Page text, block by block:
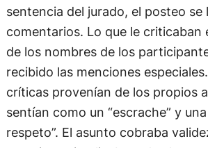
sentencia del jurado, el posteo se
comentarios. Lo que le criticaban
de los nombres de los
recibido las menciones
críticas provenían de los propios
sentían como un “escrache” y
respeto”. El asunto cobraba